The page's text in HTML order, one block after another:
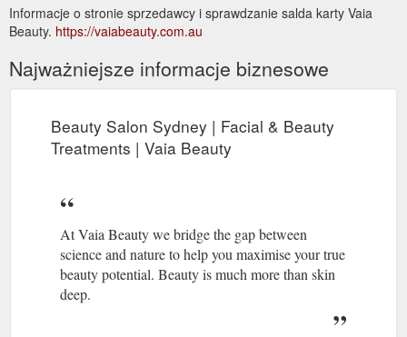
Informacje o stronie sprzedawcy i sprawdzanie salda karty Vaia
Beauty. https://vaiabeauty.com.au
Najważniejsze informacje biznesowe
Beauty Salon Sydney | Facial & Beauty
Treatments | Vaia Beauty
At Vaia Beauty we bridge the gap between
science and nature to help you maximise your true
beauty potential. Beauty is much more than skin
deep.